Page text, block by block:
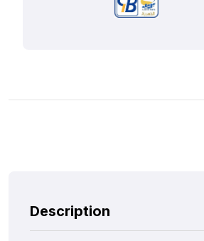
Description